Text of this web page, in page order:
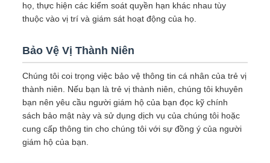
họ, thực hiện các kiểm soát quyền hạn khác nhau tùy
thuộc vào vị trí và giám sát hoạt động của họ.
Bảo Vệ Vị Thành Niên
Chúng tôi coi trọng việc bảo vệ thông tin cá nhân của trẻ vị
thành niên. Nếu bạn là trẻ vị thành niên, chúng tôi khuyên
bạn nên yêu cầu người giám hộ của bạn đọc kỹ chính
sách bảo mật này và sử dụng dịch vụ của chúng tôi hoặc
cung cấp thông tin cho chúng tôi với sự đồng ý của người
giám hộ của bạn.